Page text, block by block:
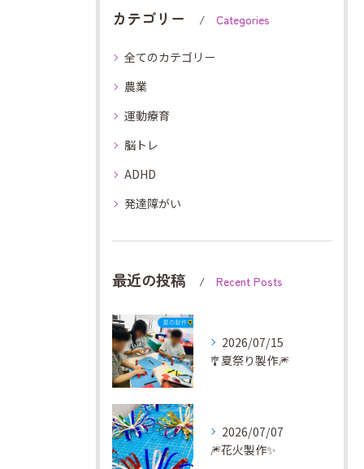
カテゴリー Categories
全てのカテゴリー
農業
運動療育
脳トレ
ADHD
発達障がい
最近の投稿 Recent Posts
2026/07/15
🎐夏祭り製作🎆
2026/07/07
🎆花火製作✨